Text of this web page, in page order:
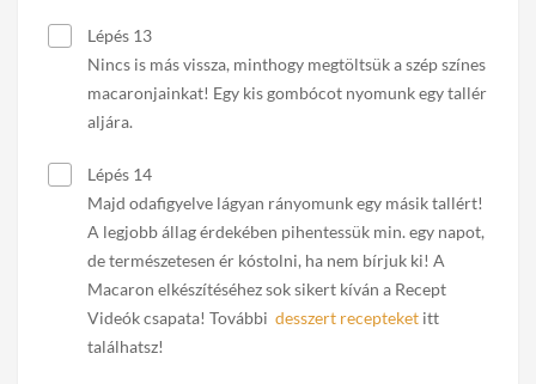
Lépés 13
Nincs is más vissza, minthogy megtöltsük a szép színes
macaronjainkat! Egy kis gombócot nyomunk egy tallér
aljára.
Lépés 14
Majd odafigyelve lágyan rányomunk egy másik tallért!
A legjobb állag érdekében pihentessük min. egy napot,
de természetesen ér kóstolni, ha nem bírjuk ki! A
Macaron elkészítéséhez sok sikert kíván a Recept
Videók csapata! További desszert recepteket itt
találhatsz!